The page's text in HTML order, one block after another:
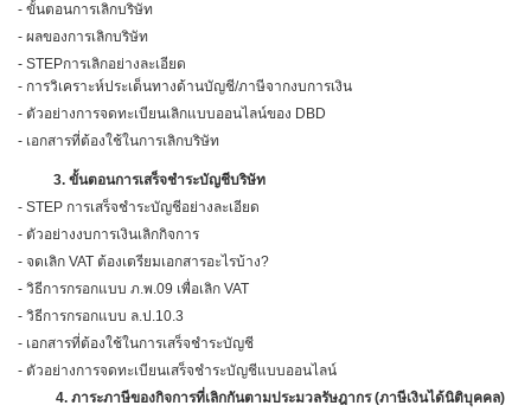
- ขั้นตอนการเลิกบริษัท
- ผลของการเลิกบริษัท
- STEPการเลิกอย่างละเอียด
- การวิเคราะห์ประเด็นทางด้านบัญชี/ภาษีจากงบการเงิน
- ตัวอย่างการจดทะเบียนเลิกแบบออนไลน์ของ DBD
- เอกสารที่ต้องใช้ในการเลิกบริษัท
3. ขั้นตอนการเสร็จชำระบัญชีบริษัท
- STEP การเสร็จชำระบัญชีอย่างละเอียด
- ตัวอย่างงบการเงินเลิกกิจการ
- จดเลิก VAT ต้องเตรียมเอกสารอะไรบ้าง?
- วิธีการกรอกแบบ ภ.พ.09 เพื่อเลิก VAT
- วิธีการกรอกแบบ ล.ป.10.3
- เอกสารที่ต้องใช้ในการเสร็จชำระบัญชี
- ตัวอย่างการจดทะเบียนเสร็จชำระบัญชีแบบออนไลน์
4. ภาระภาษีของกิจการที่เลิกกันตามประมวลรัษฎากร (ภาษีเงินได้นิติบุคคล)